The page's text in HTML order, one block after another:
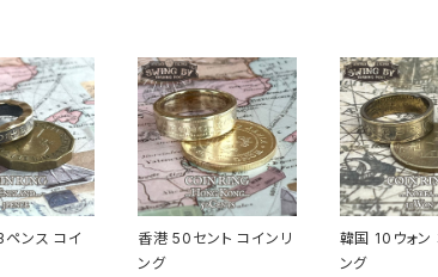
ペンス コイ
香港 50セント コインリ
ング
韓国 10ウォン
ング